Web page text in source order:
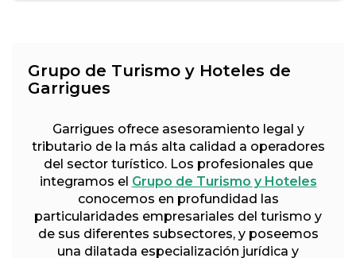
Grupo de Turismo y Hoteles de
Garrigues
Garrigues ofrece asesoramiento legal y
tributario de la más alta calidad a operadores
del sector turístico. Los profesionales que
integramos el Grupo de Turismo y Hoteles
conocemos en profundidad las
particularidades empresariales del turismo y
de sus diferentes subsectores, y poseemos
una dilatada especialización jurídica y